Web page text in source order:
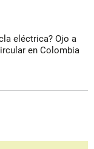
eléctrica? Ojo a
en Colombia